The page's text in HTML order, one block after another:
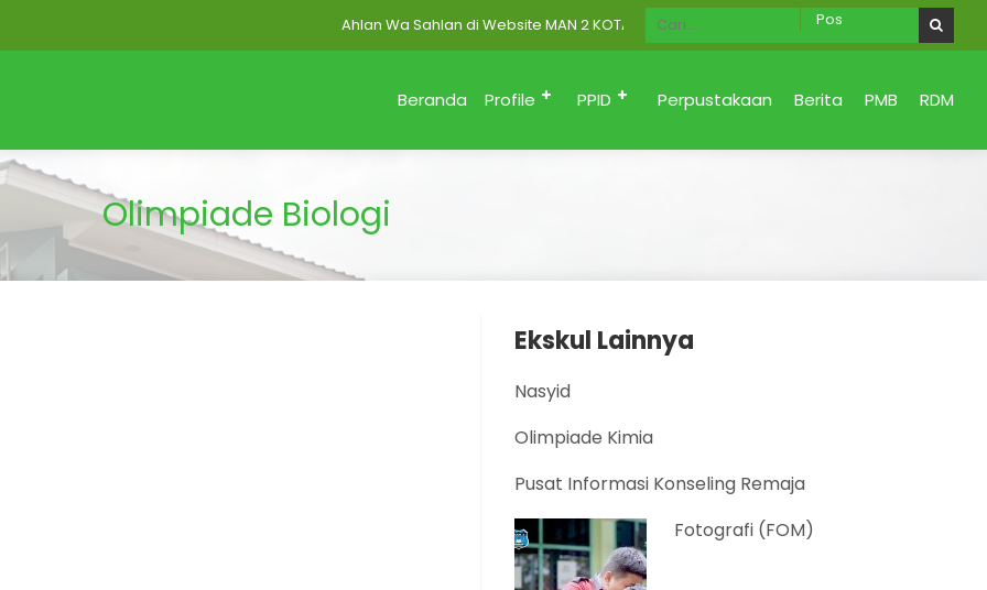
Ahlan Wa Sahlan di Website MAN 2 KOTA PADANG Menuju Zona Integritas (Bersih dari korupsi,
Beranda Profile PPID Perpustakaan Berita PMB RDM
Olimpiade Biologi
Ekskul Lainnya
Nasyid
Olimpiade Kimia
Pusat Informasi Konseling Remaja
Fotografi (FOM)